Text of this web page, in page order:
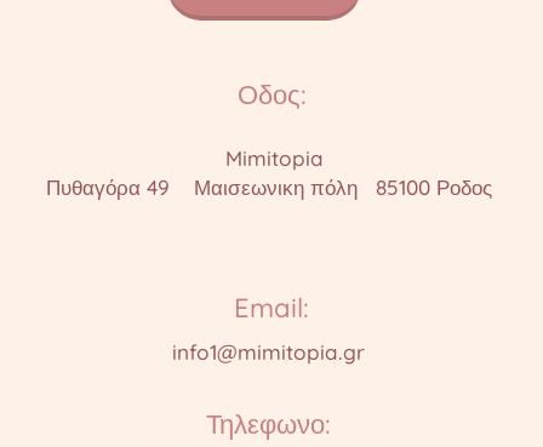
Οδος:
Mimitopia
Πυθαγόρα 49 Μαισεωνικη πόλη 85100 Ροδος
Email:
info1@mimitopia.gr
Τηλεφωνο: